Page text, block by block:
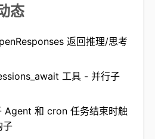
态
返回推理/思考
工具 - 并行子
Agent 和 cron 任务结束时触
子